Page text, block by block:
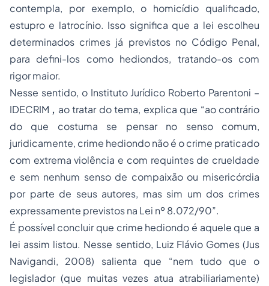
contempla, por exemplo, o homicídio qualificado,
estupro e latrocínio. Isso significa que a lei escolheu
determinados crimes já previstos no Código Penal,
para defini-los como hediondos, tratando-os com
rigor maior.
Nesse sentido, o Instituto Jurídico Roberto Parentoni –
IDECRIM , ao tratar do tema, explica que “ao contrário
do que costuma se pensar no senso comum,
juridicamente, crime hediondo não é o crime praticado
com extrema violência e com requintes de crueldade
e sem nenhum senso de compaixão ou misericórdia
por parte de seus autores, mas sim um dos crimes
expressamente previstos na Lei nº 8.072/90”.
É possível concluir que crime hediondo é aquele que a
lei assim listou. Nesse sentido, Luiz Flávio Gomes (Jus
Navigandi, 2008) salienta que “nem tudo que o
legislador (que muitas vezes atua atrabiliariamente)